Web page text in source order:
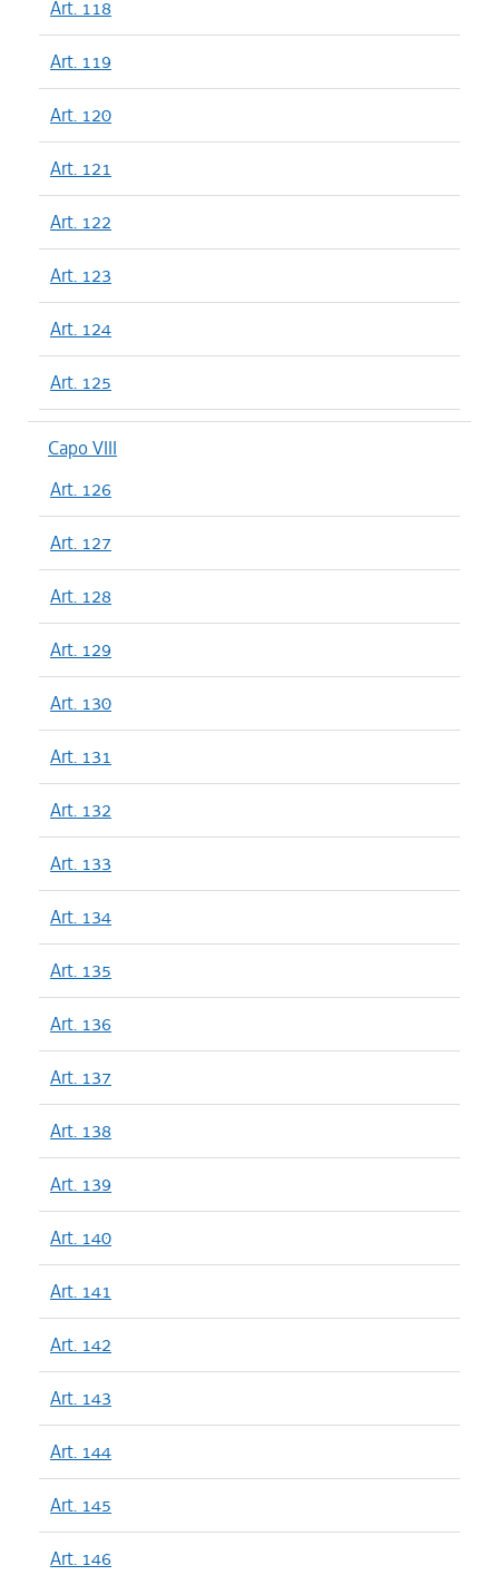
Art. 118
Art. 119
Art. 120
Art. 121
Art. 122
Art. 123
Art. 124
Art. 125
Capo VIII
Art. 126
Art. 127
Art. 128
Art. 129
Art. 130
Art. 131
Art. 132
Art. 133
Art. 134
Art. 135
Art. 136
Art. 137
Art. 138
Art. 139
Art. 140
Art. 141
Art. 142
Art. 143
Art. 144
Art. 145
Art. 146